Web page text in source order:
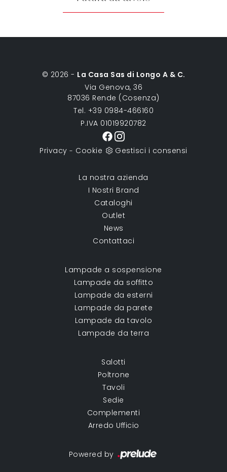
© 2026 - La Casa Sas di Longo A & C.
Via Genova, 36
87036 Rende (Cosenza)
Tel. +39 0984-466160
P.IVA 01019920782
Privacy - Cookie Gestisci i consensi
La nostra azienda
I Nostri Brand
Cataloghi
Outlet
News
Contattaci
Lampade a sospensione
Lampade da soffitto
Lampade da esterni
Lampade da parete
Lampade da tavolo
Lampade da terra
Salotti
Poltrone
Tavoli
Sedie
Complementi
Arredo Ufficio
Powered by